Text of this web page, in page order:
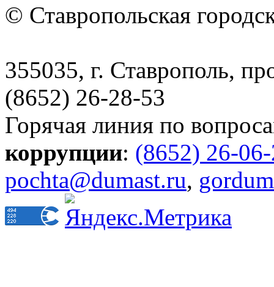
© Ставропольская
355035, г. Ставрополь,
(8652) 26-28-53
Горячая линия по
коррупции: (8652) 26-
pochta@dumast.ru,